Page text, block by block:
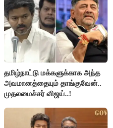
தமிழ்நாட்டு மக்களுக்காக அந்த
அவமானத்தையும் தாங்குவேன்..
முதலமைச்சர் விஜய்..!